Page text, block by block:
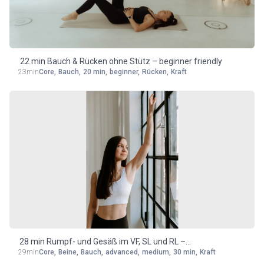
22 min Bauch & Rücken ohne Stütz – beginner friendly
23minCore, Bauch, 20 min, beginner, Rücken, Kraft
28 min Rumpf- und Gesäß im VF, SL und RL –
medium/advanced
29minCore, Beine, Bauch, advanced, medium, 30 min, Kraft